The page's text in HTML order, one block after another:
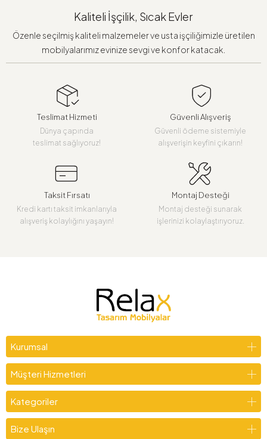
Kaliteli İşçilik, Sıcak Evler
Özenle seçilmiş kaliteli malzemeler ve usta işçiliğimizle üretilen
mobilyalarımız evinize sevgi ve konfor katacak.
Teslimat Hizmeti
Dünya çapında
teslimat sağlıyoruz!
Güvenli Alışveriş
Güvenli ödeme sistemiyle
alışverişin keyfini çıkarın!
Taksit Fırsatı
Kredi kartı taksit imkanlarıyla
alışveriş kolaylığını yaşayın!
Montaj Desteği
Montaj desteği sunarak
işlerinizi kolaylaştırıyoruz.
Kurumsal
Müşteri Hizmetleri
Kategoriler
Bize Ulaşın